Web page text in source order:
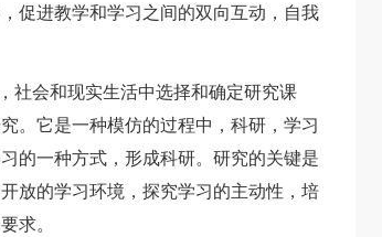
促进教学和学习之间的双向互动，自我
会和现实生活中选择和确定研究课
。它是一种模仿的过程中，科研，学习
的一种方式，形成科研。研究的关键是
放的学习环境，探究学习的主动性，培
求。